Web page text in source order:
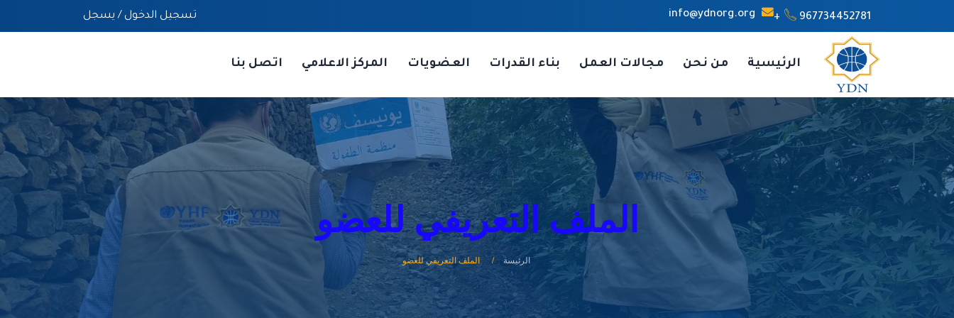
967734452781+
info@ydnorg.org تسجيل الدخول / يسجل
الرئيسية من نحن مجالات العمل بناء القدرات العضويات المركز الاعلامي اتصل بنا
الملف التعريفي للعضو
الرئيسة الملف التعريفي للعضو